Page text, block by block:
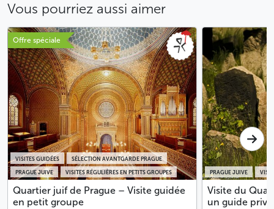
Vous pourriez aussi aimer
Offre spéciale
PRAGUE JUIVE VISITES RÉGULIÈRES EN PETITS GROUPES
VISITES GUIDÉES SÉLECTION AVANTGARDE PRAGUE
Quartier juif de Prague – Visite guidée
en petit groupe
PRAGUE JUIVE
Visite du
un guide privé